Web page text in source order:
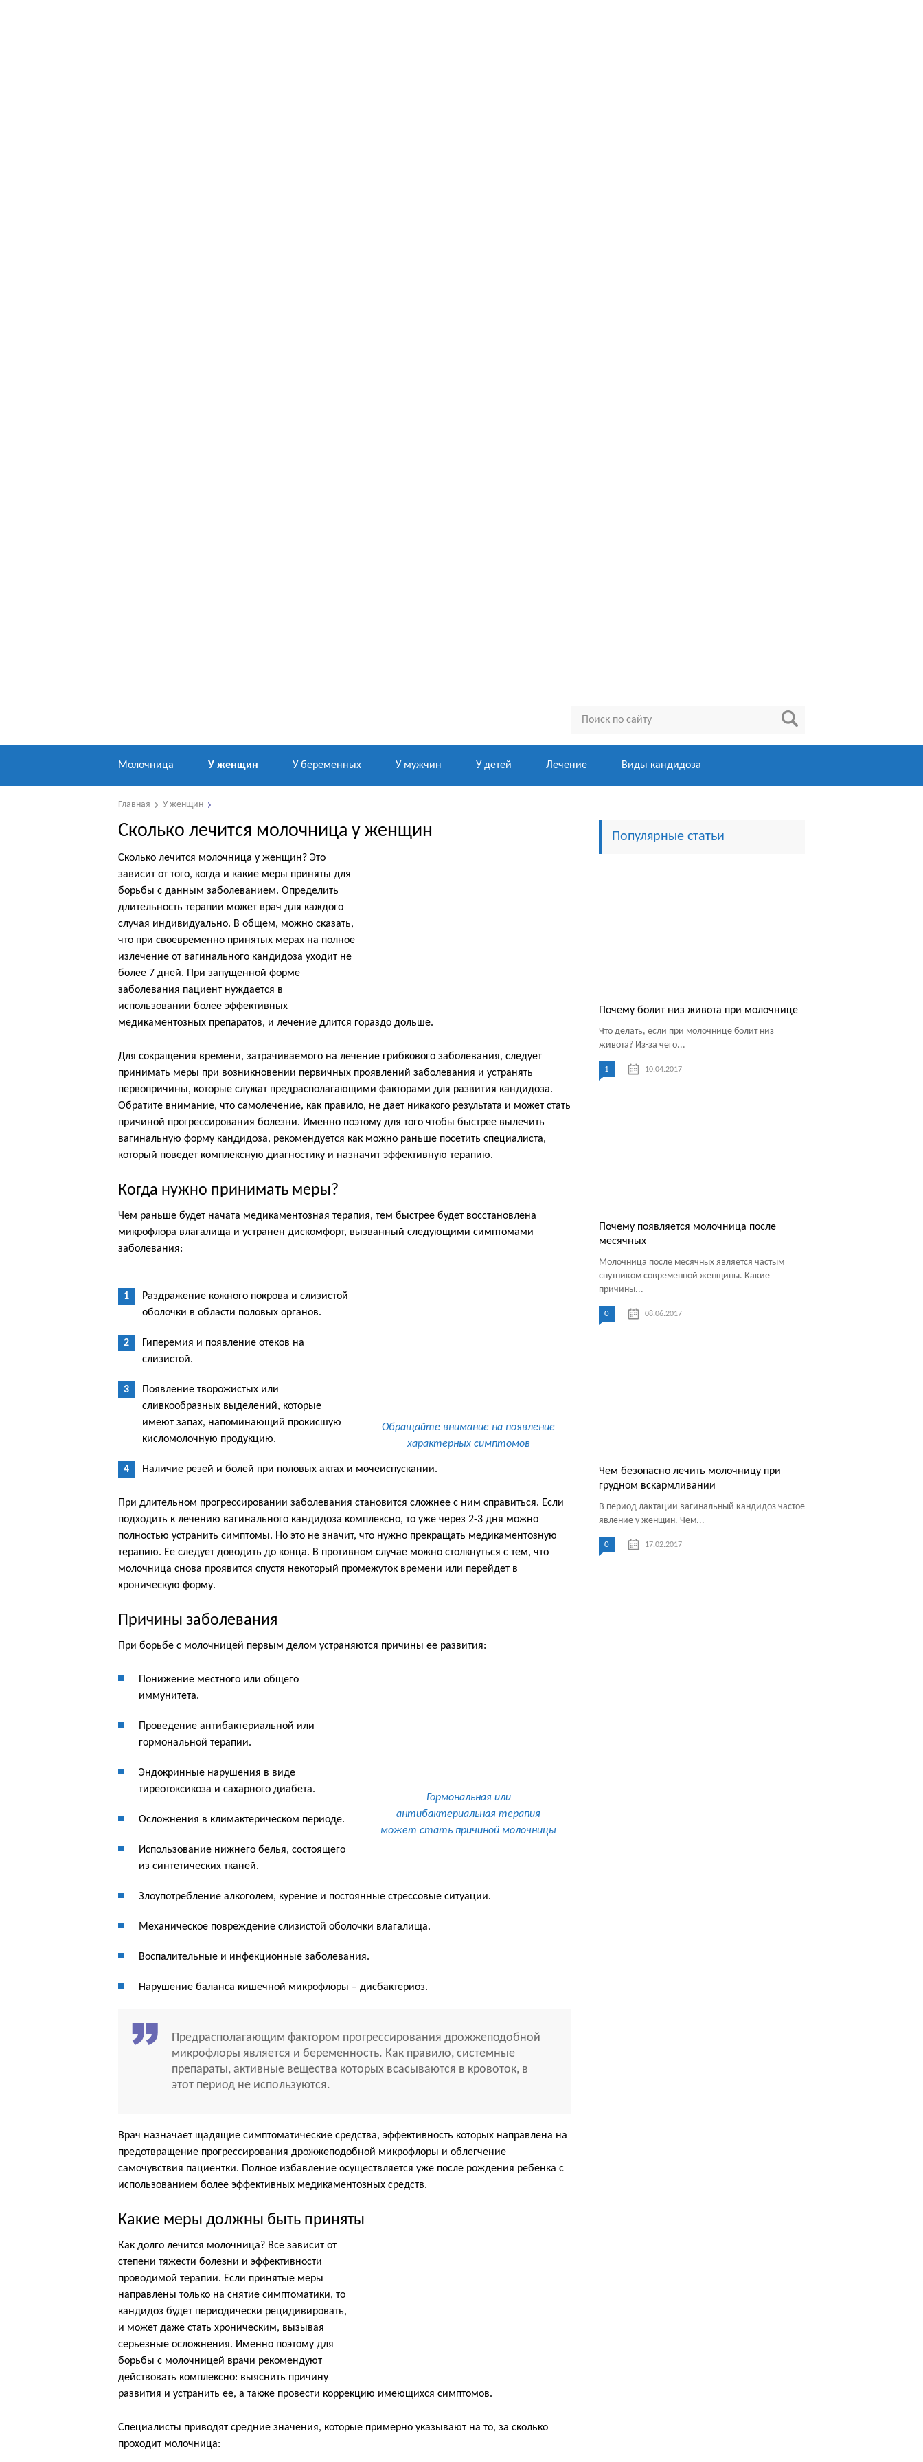
Молочница У женщин У беременных У мужчин У детей Лечение Виды кандидоза
Главная У женщин
Сколько лечится молочница у женщин
Сколько лечится молочница у женщин? Это
зависит от того, когда и какие меры приняты для
борьбы с данным заболеванием. Определить
длительность терапии может врач для каждого
случая индивидуально. В общем, можно сказать,
что при своевременно принятых мерах на полное
излечение от вагинального кандидоза уходит не
более 7 дней. При запущенной форме
заболевания пациент нуждается в
использовании более эффективных
медикаментозных препаратов, и лечение длится гораздо дольше.
Для сокращения времени, затрачиваемого на лечение грибкового заболевания, следует
принимать меры при возникновении первичных проявлений заболевания и устранять
первопричины, которые служат предрасполагающими факторами для развития кандидоза.
Обратите внимание, что самолечение, как правило, не дает никакого результата и может стать
причиной прогрессирования болезни. Именно поэтому для того чтобы быстрее вылечить
вагинальную форму кандидоза, рекомендуется как можно раньше посетить специалиста,
который поведет комплексную диагностику и назначит эффективную терапию.
Когда нужно принимать меры?
Чем раньше будет начата медикаментозная терапия, тем быстрее будет восстановлена
микрофлора влагалища и устранен дискомфорт, вызванный следующими симптомами
заболевания:
Обращайте внимание на появление
характерных симптомов
Раздражение кожного покрова и слизистой
оболочки в области половых органов.
Гиперемия и появление отеков на
слизистой.
Появление творожистых или
сливкообразных выделений, которые
имеют запах, напоминающий прокисшую
кисломолочную продукцию.
Наличие резей и болей при половых актах и мочеиспускании.
При длительном прогрессировании заболевания становится сложнее с ним справиться. Если
подходить к лечению вагинального кандидоза комплексно, то уже через 2-3 дня можно
полностью устранить симптомы. Но это не значит, что нужно прекращать медикаментозную
терапию. Ее следует доводить до конца. В противном случае можно столкнуться с тем, что
молочница снова проявится спустя некоторый промежуток времени или перейдет в
хроническую форму.
Причины заболевания
При борьбе с молочницей первым делом устраняются причины ее развития:
Гормональная или
антибактериальная терапия
может стать причиной молочницы
Понижение местного или общего
иммунитета.
Проведение антибактериальной или
гормональной терапии.
Эндокринные нарушения в виде
тиреотоксикоза и сахарного диабета.
Осложнения в климактерическом периоде.
Использование нижнего белья, состоящего
из синтетических тканей.
Злоупотребление алкоголем, курение и постоянные стрессовые ситуации.
Механическое повреждение слизистой оболочки влагалища.
Воспалительные и инфекционные заболевания.
Нарушение баланса кишечной микрофлоры – дисбактериоз.
Предрасполагающим фактором прогрессирования дрожжеподобной
микрофлоры является и беременность. Как правило, системные
препараты, активные вещества которых всасываются в кровоток, в
этот период не используются.
Врач назначает щадящие симптоматические средства, эффективность которых направлена на
предотвращение прогрессирования дрожжеподобной микрофлоры и облегчение
самочувствия пациентки. Полное избавление осуществляется уже после рождения ребенка с
использованием более эффективных медикаментозных средств.
Какие меры должны быть приняты
Как долго лечится молочница? Все зависит от
степени тяжести болезни и эффективности
проводимой терапии. Если принятые меры
направлены только на снятие симптоматики, то
кандидоз будет периодически рецидивировать,
и может даже стать хроническим, вызывая
серьезные осложнения. Именно поэтому для
борьбы с молочницей врачи рекомендуют
действовать комплексно: выяснить причину
развития и устранить ее, а также провести коррекцию имеющихся симптомов.
Специалисты приводят средние значения, которые примерно указывают на то, за сколько
проходит молочница:
Популярные статьи
Почему болит низ живота при молочнице
Что делать, если при молочнице болит низ
живота? Из-за чего...
1 10.04.2017
Почему появляется молочница после
месячных
Молочница после месячных является частым
спутником современной женщины. Какие
причины...
0 08.06.2017
Чем безопасно лечить молочницу при
грудном вскармливании
В период лактации вагинальный кандидоз частое
явление у женщин. Чем...
0 17.02.2017